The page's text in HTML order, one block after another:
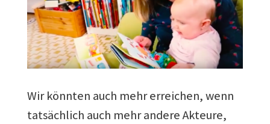
Wir könnten auch mehr erreichen, wenn
tatsächlich auch mehr andere Akteure,